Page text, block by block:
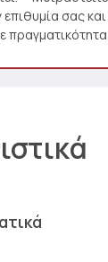
επιθυμία σας
πραγματικότητα.